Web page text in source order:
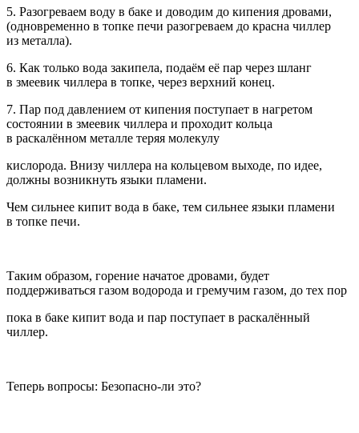
5. Разогреваем воду в баке и доводим до кипения дровами,
(одновременно в топке печи разогреваем до красна чиллер
из металла).
6. Как только вода закипела, подаём её пар через шланг
в змеевик чиллера в топке, через верхний конец.
7. Пар под давлением от кипения поступает в нагретом
состоянии в змеевик чиллера и проходит кольца
в раскалённом металле теряя молекулу
кислорода. Внизу чиллера на кольцевом выходе, по идее,
должны возникнуть языки пламени.
Чем сильнее кипит вода в баке, тем сильнее языки пламени
в топке печи.
Таким образом, горение начатое дровами, будет
поддерживаться газом водорода и гремучим газом, до тех пор
пока в баке кипит вода и пар поступает в раскалённый
чиллер.
Теперь вопросы: Безопасно-ли это?